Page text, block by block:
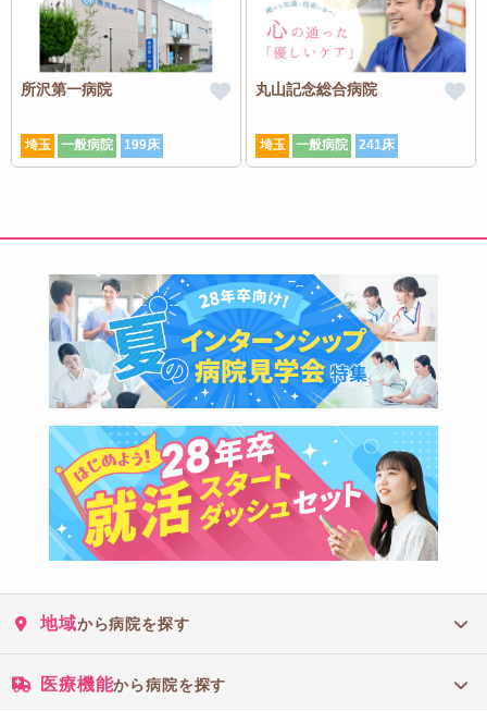
所沢第一病院
埼玉 一般病院 199床
丸山記念総合病院
埼玉 一般病院 241床
地域から病院を探す
医療機能から病院を探す